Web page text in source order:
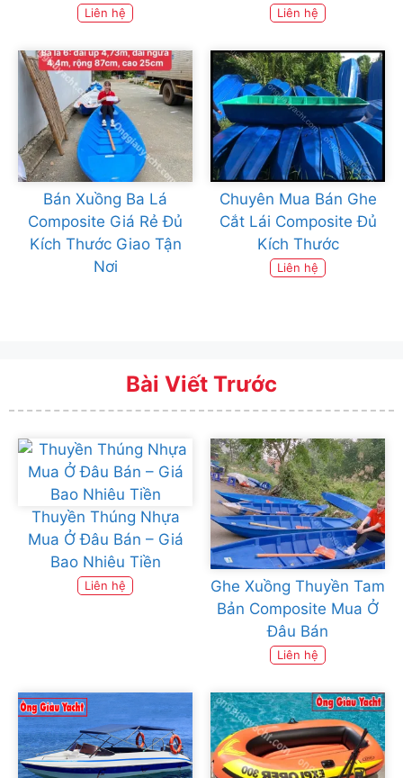
Liên hệ Liên hệ
Bán Xuồng Ba Lá
Composite Giá Rẻ Đủ
Kích Thước Giao Tận
Nơi
Chuyên Mua Bán Ghe
Cắt Lái Composite Đủ
Kích Thước
Liên hệ
Bài Viết Trước
Thuyền Thúng Nhựa
Mua Ở Đâu Bán – Giá
Bao Nhiêu Tiền
Liên hệ
Ghe Xuồng Thuyền Tam
Bản Composite Mua Ở
Đâu Bán
Liên hệ